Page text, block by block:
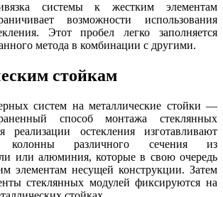
системы к жестким элементам
возможности использования
Этот пробел легко заполняется
метода в комбинации с другими.
стойкам
систем на металлические стойки —
способ монтажа стеклянных
реализации остекления изготавливают
колонны различного сечения из
или алюминия, которые в свою очередь
элементам несущей конструкции. Затем
стеклянных модулей фиксируются на